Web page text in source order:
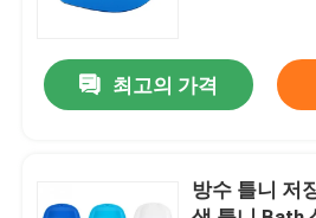
치아관 박스
치아 틀니 박스
최고의 가격
방수 틀니 저